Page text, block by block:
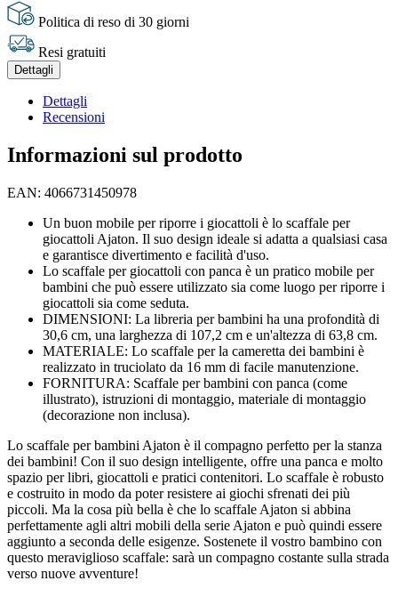
Politica di reso di 30 giorni
Resi gratuiti
Dettagli
Dettagli
Recensioni
Informazioni sul prodotto
EAN: 4066731450978
Un buon mobile per riporre i giocattoli è lo scaffale per
giocattoli Ajaton. Il suo design ideale si adatta a qualsiasi casa
e garantisce divertimento e facilità d'uso.
Lo scaffale per giocattoli con panca è un pratico mobile per
bambini che può essere utilizzato sia come luogo per riporre i
giocattoli sia come seduta.
DIMENSIONI: La libreria per bambini ha una profondità di
30,6 cm, una larghezza di 107,2 cm e un'altezza di 63,8 cm.
MATERIALE: Lo scaffale per la cameretta dei bambini è
realizzato in truciolato da 16 mm di facile manutenzione.
FORNITURA: Scaffale per bambini con panca (come
illustrato), istruzioni di montaggio, materiale di montaggio
(decorazione non inclusa).
Lo scaffale per bambini Ajaton è il compagno perfetto per la stanza
dei bambini! Con il suo design intelligente, offre una panca e molto
spazio per libri, giocattoli e pratici contenitori. Lo scaffale è robusto
e costruito in modo da poter resistere ai giochi sfrenati dei più
piccoli. Ma la cosa più bella è che lo scaffale Ajaton si abbina
perfettamente agli altri mobili della serie Ajaton e può quindi essere
aggiunto a seconda delle esigenze. Sostenete il vostro bambino con
questo meraviglioso scaffale: sarà un compagno costante sulla strada
verso nuove avventure!